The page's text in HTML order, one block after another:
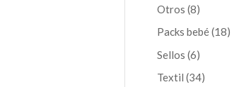
Otros 88
productos
Packs bebé 1818
Sellos 66
productos
Textil 3434